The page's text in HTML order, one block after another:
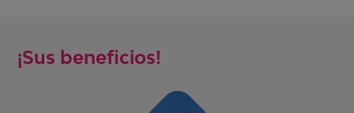
¡Sus beneficios!